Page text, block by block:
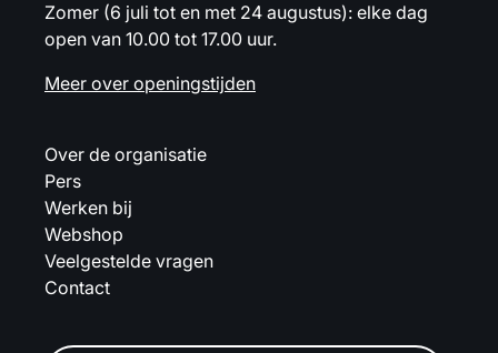
Zomer (6 juli tot en met 24 augustus): elke dag
open van 10.00 tot 17.00 uur.
Meer over openingstijden
Over de organisatie
Pers
Werken bij
Webshop
Veelgestelde vragen
Contact